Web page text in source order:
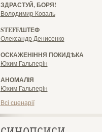
ЗДРАСТУЙ, БОРЯ!
Володимир Коваль
STEFF/ШТЕФ
Олександр Денисенко
ОСКАЖЕНІННЯ ПОКИДѢКА
Юхим Гальперін
АНОМАЛІЯ
Юхим Гальперін
Всі сценарії